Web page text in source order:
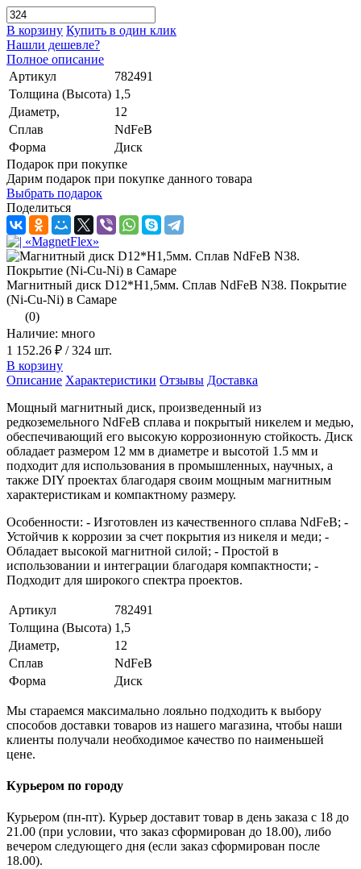
В корзину Купить в один клик
Нашли дешевле?
Полное описание
Артикул
782491
Толщина (Высота) 1,5
Диаметр,
12
Сплав
NdFeB
Форма
Диск
Подарок при покупке
Дарим подарок при покупке данного товара
Выбрать подарок
Поделиться
Магнитный диск D12*H1,5мм. Сплав NdFeB N38. Покрытие
(Ni-Cu-Ni) в Самаре
(0)
Наличие: много
1 152.26 ₽ / 324 шт.
В корзину
Описание Характеристики Отзывы Доставка
Мощный магнитный диск, произведенный из
редкоземельного NdFeB сплава и покрытый никелем и медью,
обеспечивающий его высокую коррозионную стойкость. Диск
обладает размером 12 мм в диаметре и высотой 1.5 мм и
подходит для использования в промышленных, научных, а
также DIY проектах благодаря своим мощным магнитным
характеристикам и компактному размеру.
Особенности: - Изготовлен из качественного сплава NdFeB; -
Устойчив к коррозии за счет покрытия из никеля и меди; -
Обладает высокой магнитной силой; - Простой в
использовании и интеграции благодаря компактности; -
Подходит для широкого спектра проектов.
Артикул
782491
Толщина (Высота) 1,5
Диаметр,
12
Сплав
NdFeB
Форма
Диск
Мы стараемся максимально лояльно подходить к выбору
способов доставки товаров из нашего магазина, чтобы наши
клиенты получали необходимое качество по наименьшей
цене.
Курьером по городу
Курьером (пн-пт). Курьер доставит товар в день заказа с 18 до
21.00 (при условии, что заказ сформирован до 18.00), либо
вечером следующего дня (если заказ сформирован после
18.00).